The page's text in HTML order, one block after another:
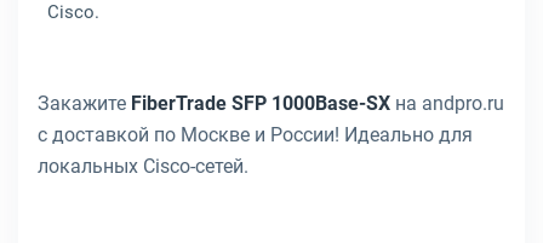
Cisco.
Закажите FiberTrade SFP 1000Base-SX на andpro.ru
с доставкой по Москве и России! Идеально для
локальных Cisco-сетей.